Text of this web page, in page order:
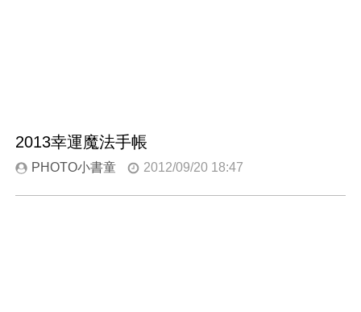
2013幸運魔法手帳
PHOTO小書童 2012/09/20 18:47